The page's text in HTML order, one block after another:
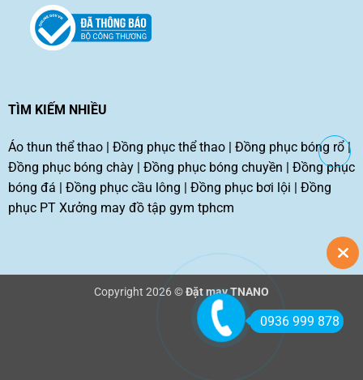
TÌM KIẾM NHIỀU
Áo thun thể thao| Đồng phục thể thao| Đồng phục bóng rổ|
Đồng phục bóng chày| Đồng phục bóng chuyền | Đồng phục
bóng đá | Đồng phục cầu lông | Đồng phục bơi lội | Đồng
phục PT Xưởng may đồ tập gym tphcm
Copyright 2026 ©Đặt may TNANO
0936 999 878